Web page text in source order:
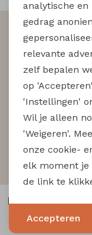
Bermuda's
Piraat broeken
Lange broeken
Rokken
Altijd als
Schrijf je in
op de hoogte
Aanmelden
Hoe we met je
Klantenservice
Terug
analytische
gedrag
relevante
zelf bepalen
op
'Instellingen'
Wil je alleen
'Weigeren'.
onze cookie-
elk moment je
de link te
Accepteren